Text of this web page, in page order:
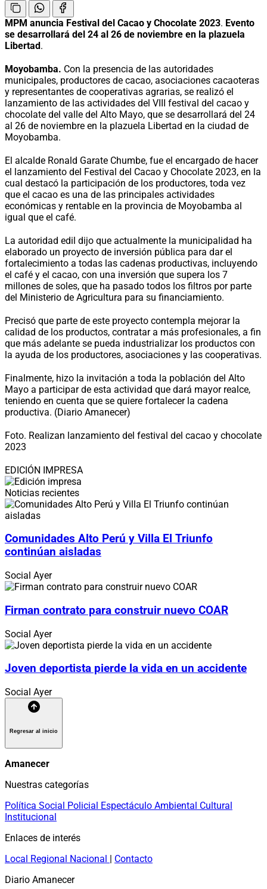
MPM anuncia Festival del Cacao y Chocolate 2023. Evento
se desarrollará del 24 al 26 de noviembre en la plazuela
Libertad.
Moyobamba. Con la presencia de las autoridades
municipales, productores de cacao, asociaciones cacaoteras
y representantes de cooperativas agrarias, se realizó el
lanzamiento de las actividades del VIII festival del cacao y
chocolate del valle del Alto Mayo, que se desarrollará del 24
al 26 de noviembre en la plazuela Libertad en la ciudad de
Moyobamba.
El alcalde Ronald Garate Chumbe, fue el encargado de hacer
el lanzamiento del Festival del Cacao y Chocolate 2023, en la
cual destacó la participación de los productores, toda vez
que el cacao es una de las principales actividades
económicas y rentable en la provincia de Moyobamba al
igual que el café.
La autoridad edil dijo que actualmente la municipalidad ha
elaborado un proyecto de inversión pública para dar el
fortalecimiento a todas las cadenas productivas, incluyendo
el café y el cacao, con una inversión que supera los 7
millones de soles, que ha pasado todos los filtros por parte
del Ministerio de Agricultura para su financiamiento.
Precisó que parte de este proyecto contempla mejorar la
calidad de los productos, contratar a más profesionales, a fin
que más adelante se pueda industrializar los productos con
la ayuda de los productores, asociaciones y las cooperativas.
Finalmente, hizo la invitación a toda la población del Alto
Mayo a participar de esta actividad que dará mayor realce,
teniendo en cuenta que se quiere fortalecer la cadena
productiva. (Diario Amanecer)
Foto. Realizan lanzamiento del festival del cacao y chocolate
2023
EDICIÓN IMPRESA
Noticias recientes
Comunidades Alto Perú y Villa El Triunfo
continúan aisladas
Social Ayer
Firman contrato para construir nuevo COAR
Social Ayer
Joven deportista pierde la vida en un accidente
Social Ayer
Regresar al inicio
Amanecer
Nuestras categorías
Política Social Policial Espectáculo Ambiental Cultural
Institucional
Enlaces de interés
Local Regional Nacional | Contacto
Diario Amanecer